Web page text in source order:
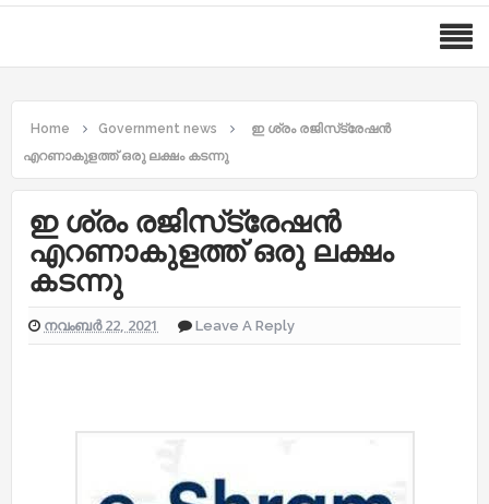
Home Government news
ഇ ശ്രം രജിസ്‌ട്രേഷന്‍
എറണാകുളത്ത് ഒരു ലക്ഷം കടന്നു
ഇ ശ്രം രജിസ്‌ട്രേഷന്‍
എറണാകുളത്ത് ഒരു ലക്ഷം
കടന്നു
നവംബർ 22, 2021 Leave A Reply